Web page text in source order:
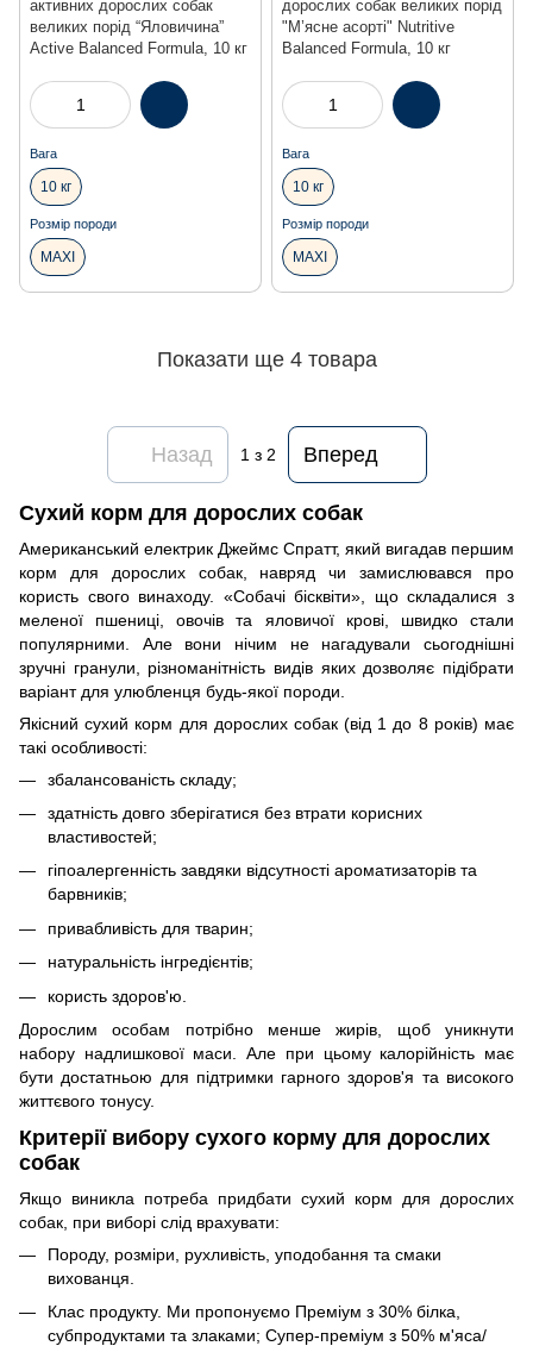
Сухий корм для дорослих собак
Американський електрик Джеймс Спратт, який вигадав першим
корм для дорослих собак, навряд чи замислювався про
користь свого винаходу. «Собачі бісквіти», що складалися з
меленої пшениці, овочів та яловичої крові, швидко стали
популярними. Але вони нічим не нагадували сьогоднішні
зручні гранули, різноманітність видів яких дозволяє підібрати
варіант для улюбленця будь-якої породи.
Якісний сухий корм для дорослих собак (від 1 до 8 років) має
такі особливості:
збалансованість складу;
здатність довго зберігатися без втрати корисних
властивостей;
гіпоалергенність завдяки відсутності ароматизаторів та
барвників;
привабливість для тварин;
натуральність інгредієнтів;
користь здоров'ю.
Дорослим особам потрібно менше жирів, щоб уникнути
набору надлишкової маси. Але при цьому калорійність має
бути достатньою для підтримки гарного здоров'я та високого
життєвого тонусу.
Критерії вибору сухого корму для дорослих
собак
Якщо виникла потреба придбати сухий корм для дорослих
собак, при виборі слід врахувати:
Породу, розміри, рухливість, уподобання та смаки
вихованця.
Клас продукту. Ми пропонуємо Преміум з 30% білка,
субпродуктами та злаками; Супер-преміум з 50% м'яса/
активних дорослих собак
великих порід “Яловичина”
Active Balanced Formula, 10 кг
Вага
10 кг
Розмір породи
MAXI
дорослих собак великих порід
"М’ясне асорті" Nutritive
Balanced Formula, 10 кг
Вага
10 кг
Розмір породи
MAXI
Показати ще 4 товара
Назад 1з 2 Вперед